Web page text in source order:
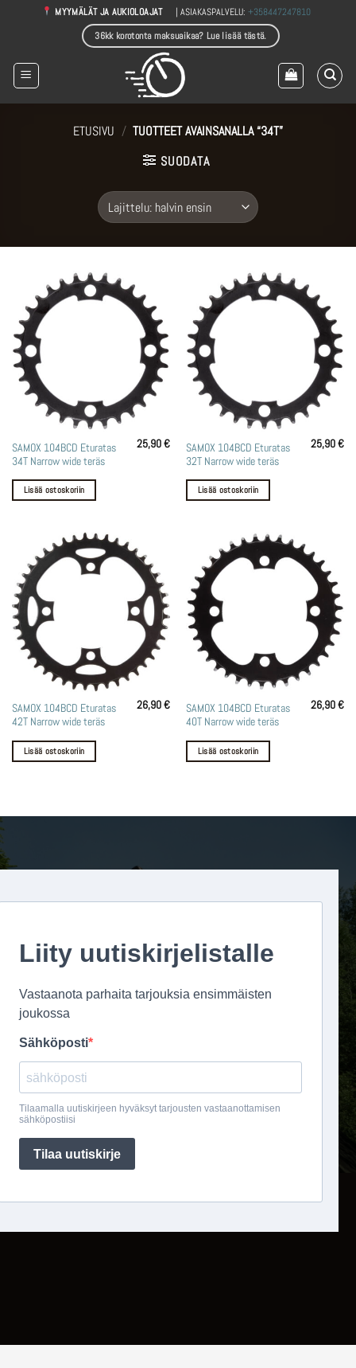
MYYMÄLÄT JA AUKIOLOAJAT | ASIAKASPALVELU:+358447247810
36kk korotonta maksuaikaa? Lue lisää tästä.
ETUSIVU / TUOTTEET AVAINSANALLA “34T”
SUODATA
SAMOX 104BCD Eturatas
34T Narrow wide teräs
25,90€
Lisää ostoskoriin
SAMOX 104BCD Eturatas
32T Narrow wide teräs
25,90€
Lisää ostoskoriin
SAMOX 104BCD Eturatas
42T Narrow wide teräs
26,90€
Lisää ostoskoriin
SAMOX 104BCD Eturatas
40T Narrow wide teräs
26,90€
Lisää ostoskoriin